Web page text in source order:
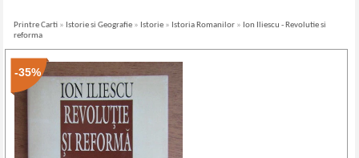
Printre Carti » Istorie si Geografie » Istorie » Istoria Romanilor » Ion Iliescu - Revolutie si
reforma
-35%